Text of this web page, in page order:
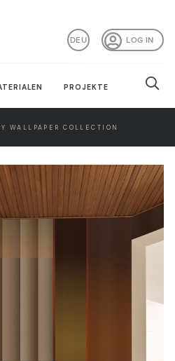
LOG IN
DEU
PROJEKTE
WALLPAPER COLLECTION